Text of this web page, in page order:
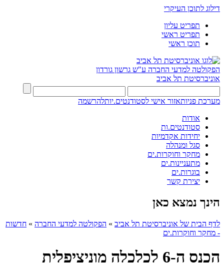
דילוג לתוכן העיקרי
תפריט עליון
תפריט ראשי
תוכן ראשי
הפקולטה למדעי החברה ע"ש גרשון גורדון
אוניברסיטת תל אביב
מערכת פניותאזור אישי לסטודנטים.יותלהרשמה
אודות
סטודנטים.ות
יחידות אקדמיות
סגל ומנהלה
מחקר וחוקרות.ים
מתעניינות.ים
בוגרות.ים
יצירת קשר
הינך נמצא כאן
לדף הבית של אוניברסיטת תל אביב » הפקולטה למדעי החברה » חדשות
- מחקר וחוקרות.ים
הכנס ה-6 לכלכלה מוניציפלית